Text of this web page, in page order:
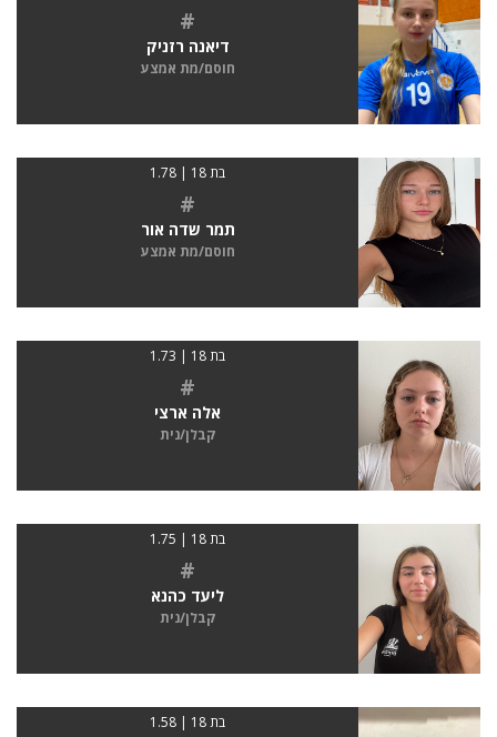
#
דיאנה רזניק
חוסם/מת אמצע
בת 18 | 1.78
#
תמר שדה אור
חוסם/מת אמצע
בת 18 | 1.73
#
אלה ארצי
קבלן/נית
בת 18 | 1.75
#
ליעד כהנא
קבלן/נית
בת 18 | 1.58